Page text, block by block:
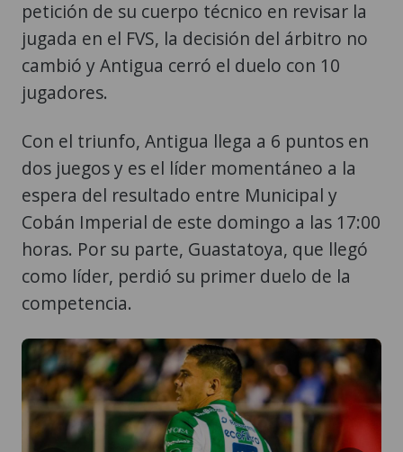
petición de su cuerpo técnico en revisar la
jugada en el FVS, la decisión del árbitro no
cambió y Antigua cerró el duelo con 10
jugadores.
Con el triunfo, Antigua llega a 6 puntos en
dos juegos y es el líder momentáneo a la
espera del resultado entre Municipal y
Cobán Imperial de este domingo a las 17:00
horas. Por su parte, Guastatoya, que llegó
como líder, perdió su primer duelo de la
competencia.